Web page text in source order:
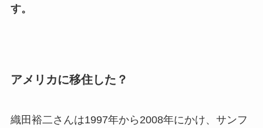
す。
アメリカに移住した？
織田裕二さんは1997年から2008年にかけ、サンフ